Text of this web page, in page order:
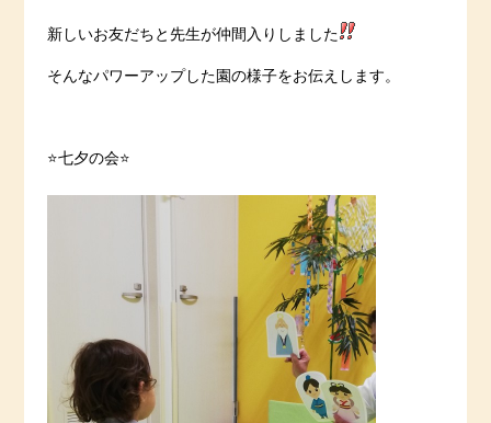
新しいお友だちと先生が仲間入りしました
そんなパワーアップした園の様子をお伝えします。
⭐️七夕の会⭐️